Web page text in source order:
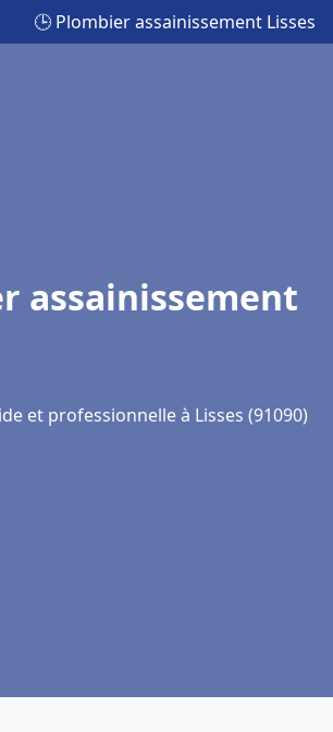
🕒 Plombier assainissement Lisses
assainissement
et professionnelle à Lisses (91090)